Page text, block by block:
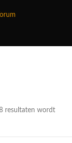
resultaten wordt